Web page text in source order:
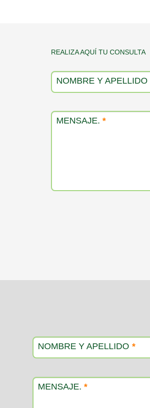
Contacto
REALIZA AQUÍ TU CONSULTA
NOMBRE Y APELLIDO
MENSAJE. *
producto
NOMBRE Y APELLIDO *
MENSAJE. *